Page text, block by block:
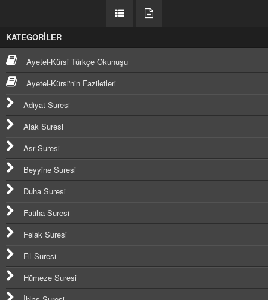
KATEGORİLER
Ayetel-Kürsi Türkçe Okunuşu
Ayetel-Kürsi'nin Faziletleri
Adiyat Suresi
Alak Suresi
Asr Suresi
Beyyine Suresi
Duha Suresi
Fatiha Suresi
Felak Suresi
Fil Suresi
Hümeze Suresi